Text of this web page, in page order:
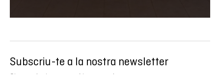
Subscriu-te a la nostra newsletter
Sigues el primer a conèixer totes les nostres novetats,